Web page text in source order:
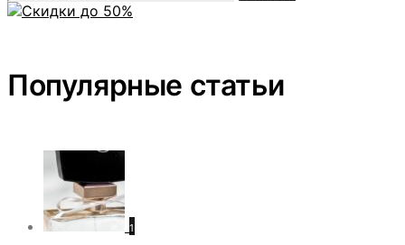
Популярные статьи
1